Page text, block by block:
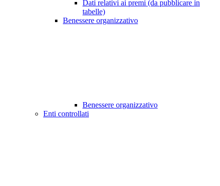
Dati relativi ai premi (da pubblicare in
tabelle)
Benessere organizzativo
Benessere organizzativo
Enti controllati